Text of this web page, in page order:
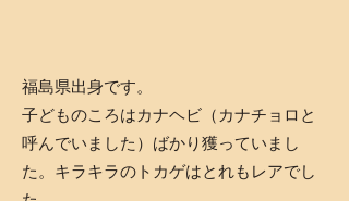
福島県出身です。
子どものころはカナヘビ（カナチョロと
呼んでいました）ばかり獲っていまし
た。キラキラのトカゲはとれもレアでし